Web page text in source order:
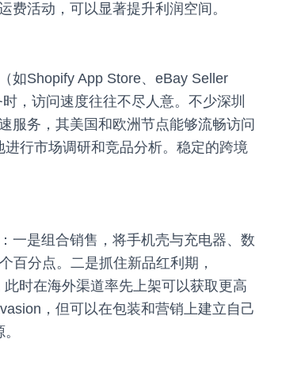
费活动，可以显著提升利润空间。
如Shopify App Store、eBay Seller
，访问速度往往不尽人意。不少深圳
服务，其美国和欧洲节点能够流畅访问
行市场调研和竞品分析。稳定的跨境
一是组合销售，将手机壳与充电器、数
百分点。二是抓住新品红利期，
时在海外渠道率先上架可以获取更高
，但可以在包装和营销上建立自己